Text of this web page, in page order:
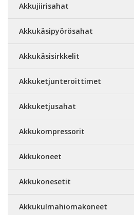
Akkujiirisahat
Akkukäsipyörösahat
Akkukäsisirkkelit
Akkuketjunteroittimet
Akkuketjusahat
Akkukompressorit
Akkukoneet
Akkukonesetit
Akkukulmahiomakoneet